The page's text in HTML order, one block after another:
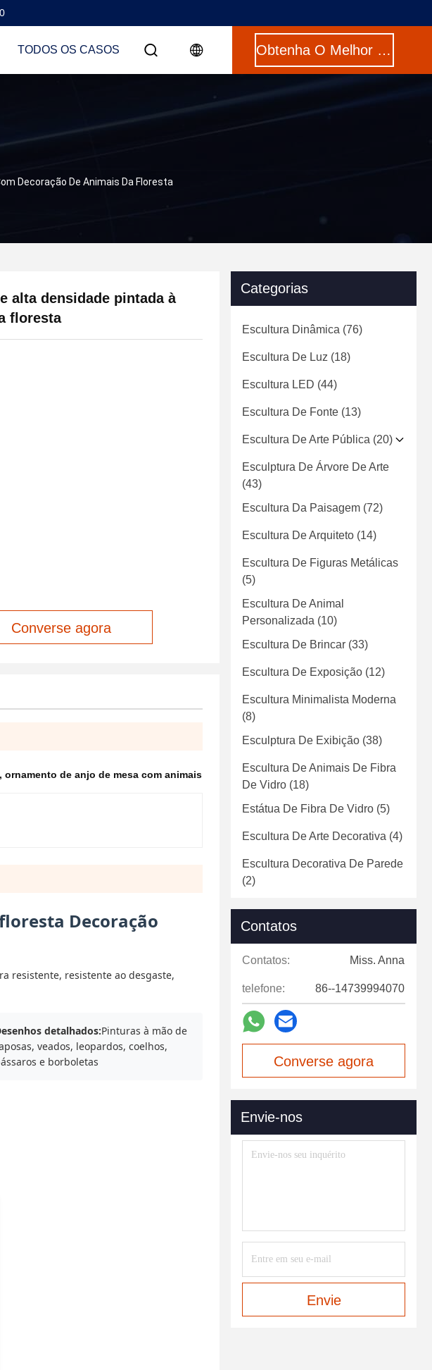
TODOS OS CASOS Obtenha O Melhor Preço
Decoração De Animais Da Floresta
alta densidade pintada à
floresta
Converse agora
, ornamento de anjo de mesa com animais
Decoração
resistente, resistente ao desgaste,
detalhados:Pinturas à mão de
veados, leopardos, coelhos,
e borboletas
Categorias
Escultura Dinâmica (76)
Escultura De Luz (18)
Escultura LED (44)
Escultura De Fonte (13)
Escultura De Arte Pública (20)
Esculptura De Árvore De Arte
(43)
Escultura Da Paisagem (72)
Escultura De Arquiteto (14)
Escultura De Figuras Metálicas
(5)
Escultura De Animal
Personalizada (10)
Escultura De Brincar (33)
Escultura De Exposição (12)
Escultura Minimalista Moderna
(8)
Esculptura De Exibição (38)
Escultura De Animais De Fibra
De Vidro (18)
Estátua De Fibra De Vidro (5)
Escultura De Arte Decorativa (4)
Escultura Decorativa De Parede
(2)
Contatos
Contatos: Miss. Anna
telefone: 86--14739994070
Converse agora
Envie-nos
Envie